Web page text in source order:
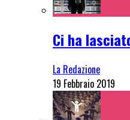
Ci ha
La Redazione
19 Febbraio 2019